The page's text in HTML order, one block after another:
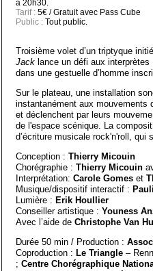
à 20h30.
Tarif : 5€ / Gratuit avec Pass Cube
Public : Tout public.
Troisième volet d’un triptyque
Jack lance un défi aux
dans une gestuelle d’homme
Sur le plateau, une installation
instantanément aux mouvements
et déclenchent par leurs
de l'espace scénique. La
d’écriture musicale rock'n'roll, qui
Conception : Thierry Micouin
Chorégraphie : Thierry Micouin
Interprétation: Carole Gomes et
Musique/dispositif interactif :
Lumière : Erik Houllier
Conseiller artistique : Youness
Avec l’aide de Christophe Van
Durée 50 min / Production :
Coproduction : Le Triangle –
; Centre Chorégraphique